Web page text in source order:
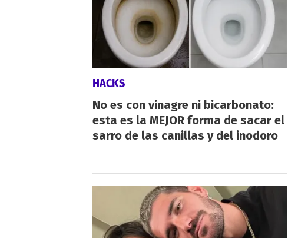
HACKS
No es con vinagre ni bicarbonato:
esta es la MEJOR forma de sacar el
sarro de las canillas y del inodoro